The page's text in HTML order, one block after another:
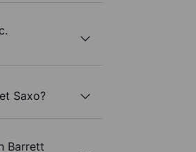
Saxo?
Barrett